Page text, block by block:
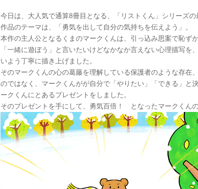
今日は、大人気で通算8冊目となる、「リストくん」シリーズの
作品のテーマは、「勇気を出して自分の気持ちを伝えよう」。
本作の主人公となるくまのマークくんは、引っ込み思案で恥ず
「一緒に遊ぼう」と言いたいけどなかなか言えない心理描写を
いよう丁寧に描き上げました。
そのマークくんの心の葛藤を理解している保護者のような存在
のではなく、マークくんがが自分で「やりたい」「できる」と
ークくんにとあるプレゼントをしました。
そのプレゼントを手にして、勇気百倍！ となったマークくんの